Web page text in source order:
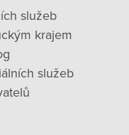
služeb
krajem
služeb